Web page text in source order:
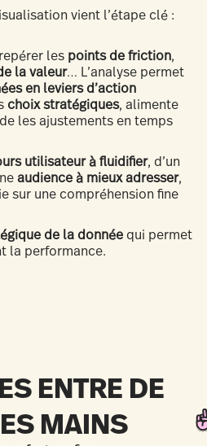
vient l’étape clé :
les points de friction,
la valeur… L’analyse permet
en leviers d’action
choix stratégiques, alimente
les ajustements en temps
utilisateur à fluidifier, d’un
audience à mieux adresser,
sur une compréhension fine
de la donnée qui permet
la performance.
ENTRE DE
MAINS